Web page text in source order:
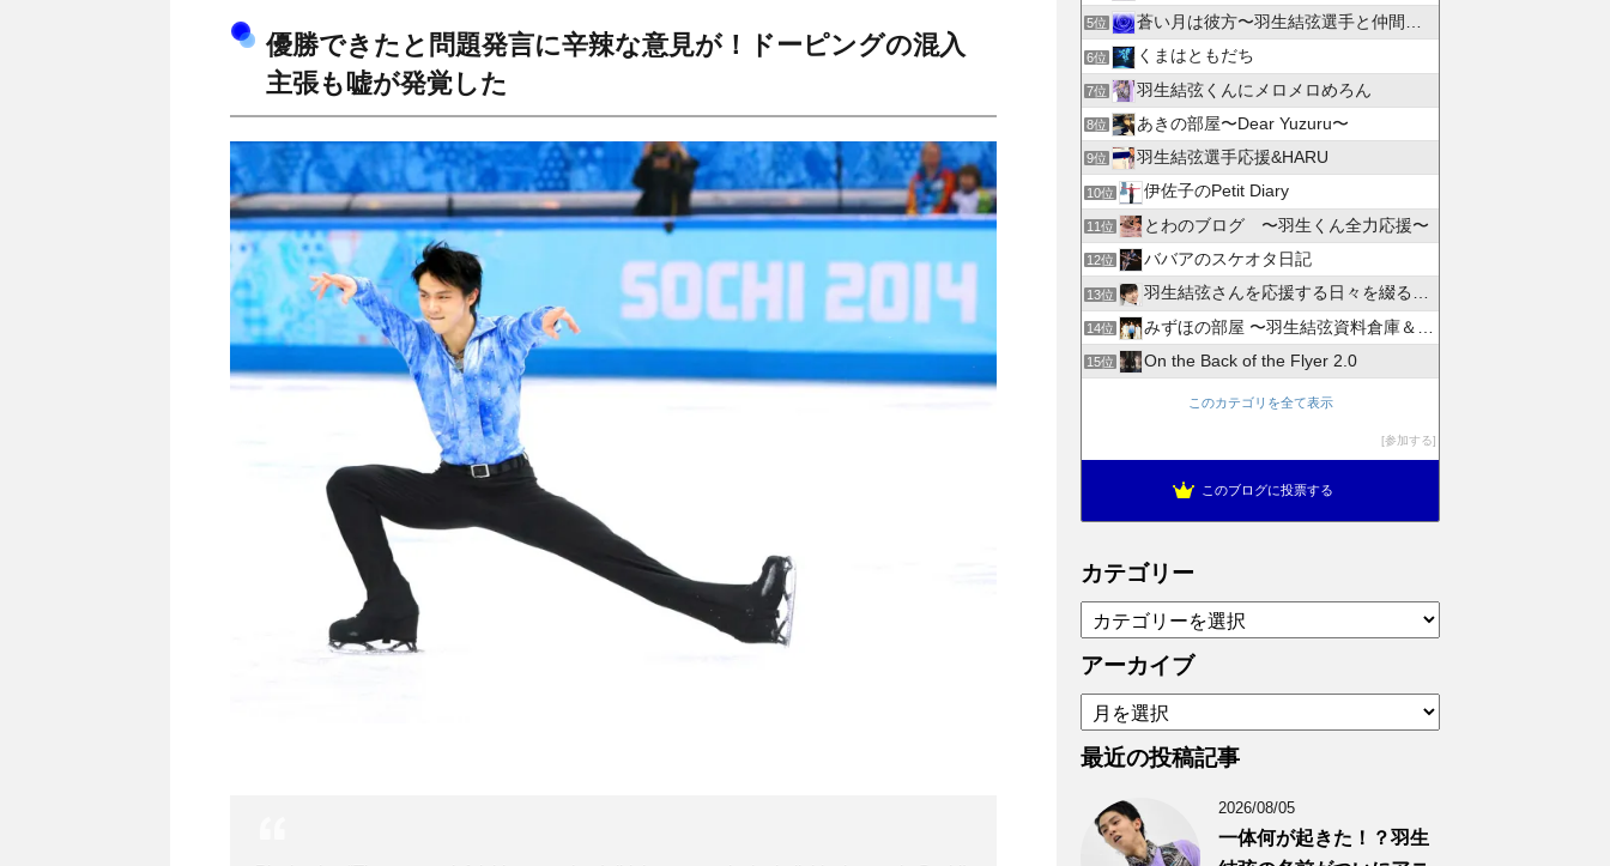
優勝できたと問題発言に辛辣な意見が！ドーピングの混入
主張も嘘が発覚した
5位 蒼い月は彼方〜羽生結弦選手と仲間たちの日々を花束にして〜
6位 くまはともだち
7位 羽生結弦くんにメロメロめろん
8位 あきの部屋〜Dear Yuzuru〜
9位 羽生結弦選手応援&HARU
10位 伊佐子のPetit Diary
11位 とわのブログ 〜羽生くん全力応援〜
12位 ババアのスケオタ日記
13位 羽生結弦さんを応援する日々を綴るブログ
14位 みずほの部屋 〜羽生結弦資料倉庫＆徒然日記〜
15位 On the Back of the Flyer 2.0
このカテゴリを全て表示
参加する
このブログに投票する
カテゴリー
テ
ゴ
ー
アーカイブ
ア
ー
カ
最近の投稿記事
2026/08/05
一体何が起きた！？羽生